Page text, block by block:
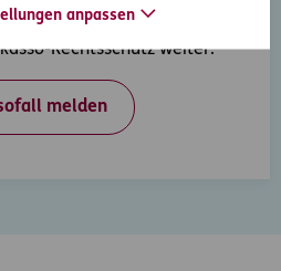
anpassen
geraten, hilft
Rechtsschutz weiter.
melden